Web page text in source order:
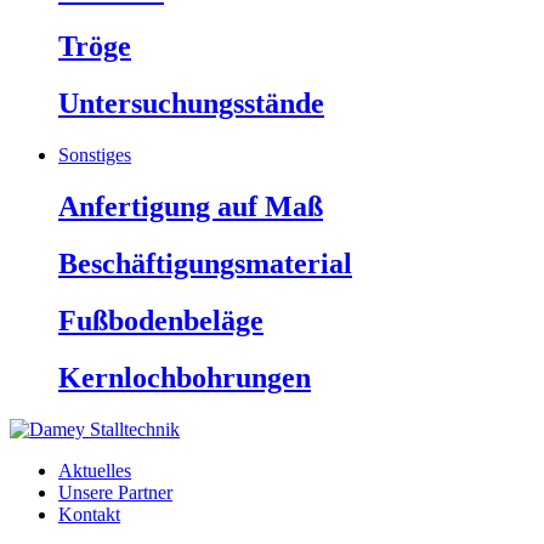
Tröge
Untersuchungsstände
Sonstiges
Anfertigung auf Maß
Beschäftigungsmaterial
Fußbodenbeläge
Kernlochbohrungen
Aktuelles
Unsere Partner
Kontakt